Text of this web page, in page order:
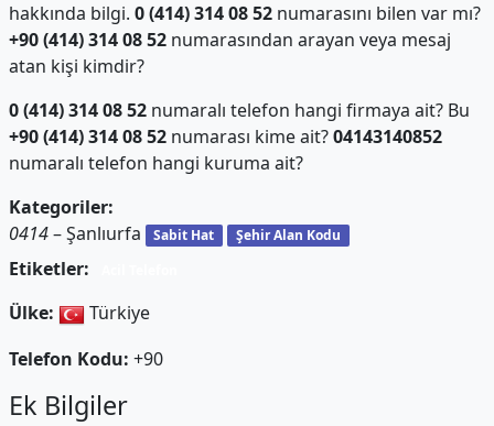
hakkında bilgi. 0 (414) 314 08 52numarasını bilen var mı?
+90 (414) 314 08 52numarasından arayan veya mesaj
atan kişi kimdir?
0 (414) 314 08 52numaralı telefon hangi firmaya ait? Bu
+90 (414) 314 08 52numarası kime ait?04143140852
numaralı telefon hangi kuruma ait?
Kategoriler:
0414– Şanlıurfa Sabit Hat Şehir Alan Kodu
Etiketler:
Ülke:
Türkiye
Telefon Kodu: +90
Ek Bilgiler